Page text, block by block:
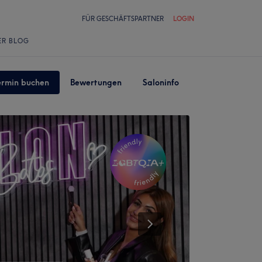
FÜR GESCHÄFTSPARTNER LOGIN
BLOG
buchen Bewertungen Saloninfo